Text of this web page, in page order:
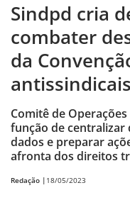
Sindpd cria
combater
da
antissindicais
Comitê de Operações
função de centralizar
dados e preparar
afronta dos direitos
Redação | 18/05/2023